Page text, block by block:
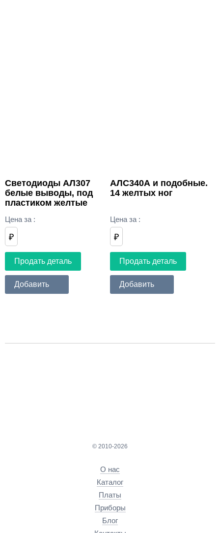
Светодиоды АЛ307
белые выводы, под
пластиком желтые
Цена за :
₽
Продать деталь
Добавить
АЛС340А и подобные.
14 желтых ног
Цена за :
₽
Продать деталь
Добавить
© 2010-2026
О нас
Каталог
Платы
Приборы
Блог